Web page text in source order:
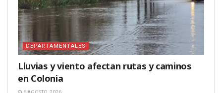
DEPARTAMENTALES
Lluvias y viento afectan rutas y caminos
en Colonia